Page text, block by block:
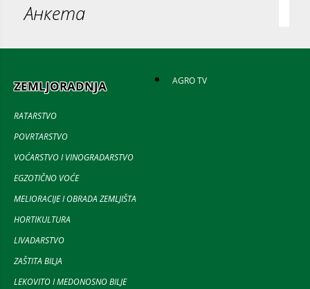
Анкета
ZEMLJORADNJA
RATARSTVO
POVRTARSTVO
VOĆARSTVO I VINOGRADARSTVO
EGZOTIČNO VOĆE
MELIORACIJE I OBRADA ZEMLJIŠTA
HORTIKULTURA
LIVADARSTVO
ZAŠTITA BILJA
LEKOVITO I MEDONOSNO BILJE
AGRO TV